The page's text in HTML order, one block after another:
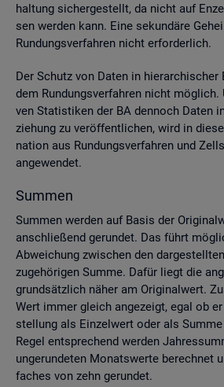
hal­tung si­cher­ge­stellt, da nicht auf
sen wer­den kann. Eine se­kun­dä­re
Run­dungs­ver­fah­ren nicht er­for­der­lich.
Der Schutz von Daten in
dem Run­dungs­ver­fah­ren nicht
ven Sta­tis­ti­ken der BA den­noch Daten
zie­hung zu ver­öf­fent­li­chen, wird in
na­ti­on aus Run­dungs­ver­fah­ren und
an­ge­wen­det.
Sum­men
Sum­men wer­den auf Basis der
an­schlie­ßend ge­run­det. Das führt
Ab­wei­chung zwi­schen den
zu­ge­hö­ri­gen Summe. Dafür liegt die
grund­sätz­lich näher am Ori­gi­nal­wert.
Wert immer gleich an­ge­zeigt, egal ob
stel­lung als Ein­zel­wert oder als
Regel ent­spre­chend wer­den
un­ge­run­de­ten Mo­nats­wer­te be­rech­net
fa­ches von zehn ge­run­det.